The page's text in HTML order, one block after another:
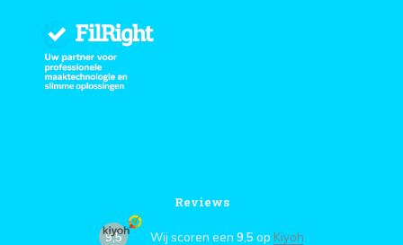
Reviews
9,5 Wij scoren een 9,5 op Kiyoh